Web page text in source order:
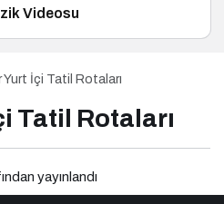
Videosu
Yurt İçi Tatil Rotaları
Tatil Rotaları
yayınlandı